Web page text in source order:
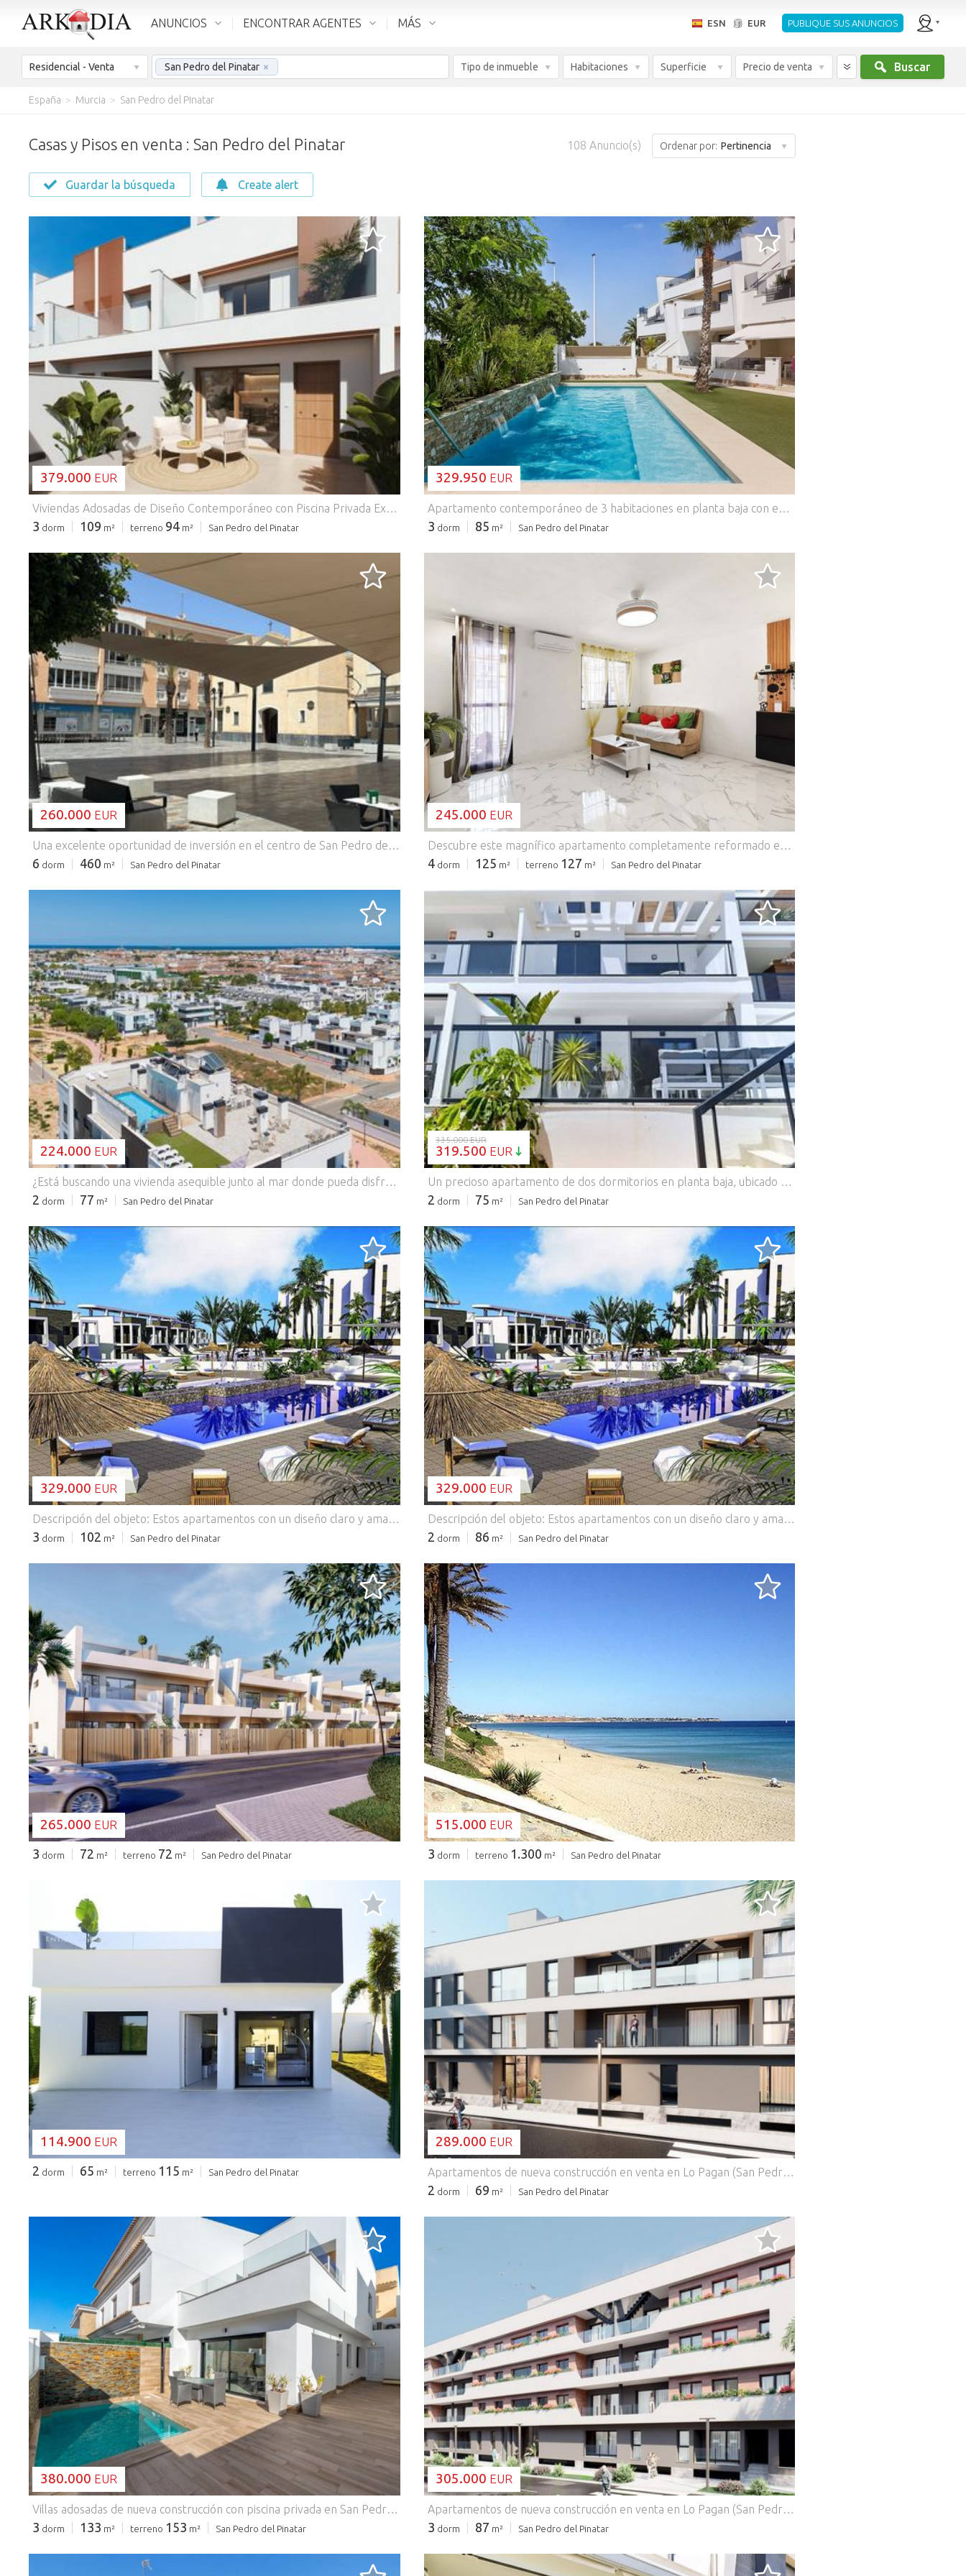
ANUNCIOS ENCONTRAR AGENTES MÁS ESN EUR PUBLIQUE SUS ANUNCIOS
Residencial - Venta San Pedro del Pinatar × Tipo de inmueble Habitaciones Superficie Precio de venta Buscar
España > Murcia > San Pedro del Pinatar
Casas y Pisos en venta : San Pedro del Pinatar 108 Anuncio(s) Ordenar por: Pertinencia
Guardar la búsqueda Create alert
CARGANDO...
379.000 EUR
Viviendas Adosadas de Diseño Contemporáneo con Piscina Privada Exclusivo residencial ubicado en San Pedro del Pinatar (Murcia), compuesto por 8 viviendas adosadas, diseñadas para ofrecer el máximo confort, funcionalidad y calidad de vida. Cada vivienda dispone de 3 dormitorios y 2 baños completos distribuidos en 2 plantas, con una distribución moderna de concepto abierto que integra una elegante cocina amueblada y equipada con electrodomésticos con un amplio salón-comedor. Además, el dormitorio principal cuenta con un práctico vestidor, aportando un extra de comodidad. Las viviendas incluyen piscina privada en el solárium, terraza en planta primera y plaza de aparcamiento dentro de la parcela, creando espacios ideales para disfrutar del excelente clima mediterráneo durante todo el año. Concebido con un diseño contemporáneo, luminoso y funcional, utilizando una cuidada selección de materiales, equipamiento y acabados de alta calidad que garantizan eficiencia, confort y el máximo aprovechamiento de los espacios interiores y exteriores. Su excelente ubicación, en San Pedro del Pinatar, permite disfrutar de todos los servicios necesarios a pocos minutos andando, además de zonas deportivas, varios campos de golf y de encontrarse a tan solo 2.500 metros del Mar Mediterráneo y de las playas del Mar Menor. Distribución y Equipamiento de Alta Calidad Cada adosado dispone de: 3 dormitorios amplios con armarios empotrados y cajoneras. 2 baños completamente equipados con muebles, espejos y mamparas. Cocina de concepto abierto, completamente amueblada y con electrodomésticos incluidos. Agua caliente por aerotermia. Pack de iluminación interior y exterior. Salón-comedor espacioso, con grandes ventanales que conectan con la terraza. Piscina privada en el solarium. Solárium con cocina de verano, perfecto para disfrutar del clima mediterráneo. Preinstalación de aire acondicionado por conductos. Carpintería exterior de PVC con cristales dobles, garantizando aislamiento térmico y acústico. Puerta de entrada de seguridad, para mayor tranquilidad y protección. Ubicación Estratégica en San Pedro del Pinatar San Pedro del Pinatar es una localidad costera con una gran oferta de servicios, instalaciones deportivas y zonas de ocio. La ubicación de este residencial permite un acceso rápido a: Playas del Mar Menor y Mar Mediterraneo a 2.500 m. Campos de Golf – Diversas opciones en la zona, ideales para los amantes del golf. Centros Comerciales y servicios – Todo lo que necesita a pocos minutos. Aeropuerto de Murcia-Corvera – A 30 minutos. Aeropuerto de Alicante – A 45 minutos. Disfrute del Mejor Clima y Calidad de Vida en San Pedro del Pinatar San Pedro del Pinatar es una excelente opción para quienes buscan una propiedad cerca del mar, con un clima privilegiado y acceso a todo tipo de actividades al aire libre. No pierda la oportunidad de adquirir una de estas exclusivas viviendas. Contáctenos hoy mismo para más información o para programar una visita.
3 dorm 109 m² terreno 94 m² San Pedro del Pinatar
CARGANDO...
329.950 EUR
Apartamento contemporáneo de 3 habitaciones en planta baja con excepcional espacio exterior en La Llana Beach, Lo Pagán Situado en la prestigiosa urbanización La Llana Beach en Lo Pagán, este apartamento en planta baja, con una presentación impecable, ofrece la combinación perfecta de diseño moderno, confort y un estilo de vida mediterráneo al aire libre. El apartamento cuenta con un luminoso y espacioso salón-comedor diáfano con una elegante cocina contemporánea equipada con barra americana, creando un espacio ideal para recibir invitados o relajarse con familiares y amigos. Dispone de tres habitaciones versátiles. La principal cuenta con armarios empotrados, un elegante baño en suite y puertas correderas que dan directamente a la terraza. La segunda habitación también incluye armarios empotrados y puertas correderas con acceso a la terraza. La tercera habitación, ingeniosamente diseñada con puertas correderas que dan al salón, está amueblada actualmente con un sofá cama, lo que permite utilizarla como habitación de invitados, sala de estar adicional, despacho o sala de estar adicional. Diseñada para el confort durante todo el año, la propiedad cuenta con calefacción por suelo radiante en toda la vivienda, aire acondicionado centralizado frío/calor y un sistema de altavoces integrado tanto en el interior como en la terraza. Una de las características más destacadas de esta vivienda es su impresionante terraza que la rodea, ofreciendo un amplio espacio al aire libre para comer, tomar el sol y recibir invitados. La terraza incluye parterres con plantas consolidadas, toldos eléctricos para dar sombra, tres trasteros exteriores y un cuarto de servicio independiente. Todas las habitaciones tienen acceso directo a este espacio exterior privado, creando una perfecta conexión entre el interior y el exterior. Además, el apartamento cuenta con su propia entrada privada desde la calle, lo que proporciona mayor privacidad y comodidad. Los residentes también disponen de plaza de aparcamiento asignada y acceso a la gran piscina comunitaria de la urbanización. Lo Pagán es uno de los destinos costeros más populares de la Costa Cálida, conocido por sus hermosas playas de arena a lo largo de las tranquilas aguas del Mar Menor. La zona ofrece una excelente selección de restaurantes, cafeterías, chiringuitos y tiendas locales, todos a poca distancia a pie. Los famosos baños de barro terapéuticos y el pintoresco paseo marítimo ofrecen el entorno perfecto para pasear, montar en bicicleta o simplemente disfrutar del estilo de vida mediterráneo. Los amantes de los deportes acuáticos pueden practicar vela, paddle surf y kayak en el Mar Menor, mientras que varios campos de golf de campeonato se encuentran a poca distancia en coche. El apartamento también cuenta con excelentes conexiones de transporte, con el Aeropuerto Internacional de Murcia a unos 35 minutos y el Aeropuerto de Alicante a aproximadamente una hora en coche, lo que lo convierte en una opción ideal como residencia permanente, casa de vacaciones o inversión. Este excepcional apartamento combina acabados de alta calidad, amplios espacios exteriores y una ubicación privilegiada a pocos pasos de la playa, ofreciendo lo mejor de la vida en la Costa Cálida.
3 dorm 85 m² San Pedro del Pinatar
CARGANDO...
260.000 EUR
Una excelente oportunidad de inversión en el centro de San Pedro del Pinatar, con un edificio completo que ofrece un gran potencial para desarrollar un proyecto residencial, comercial o de uso mixto. Situado en una ubicación ideal, a tan solo 5 minutos de la playa, combina la comodidad de estar en el centro con el atractivo del estilo de vida mediterráneo. El edificio consta de tres plantas: Planta Baja – 160 m² Local/GarajeActualmente utilizado como local/garaje, este amplio espacio de 160 m² ofrece múltiples posibilidades y puede adaptarse para uso comercial, garaje privado, almacenamiento o integrarse en un futuro proyecto residencial. Primera Planta – Apartamento de aproximadamente 155 m²Amplia vivienda actualmente distribuida en 4 dormitorios, con grandes posibilidades de reforma. Necesita actualización, ofreciendo la oportunidad de modernizar y redistribuir los espacios según las necesidades del nuevo propietario. Segunda Planta – Apartamento de aproximadamente 155 m²Vivienda amplia actualmente iniciada pero pendiente de finalizar. Una gran oportunidad para crear una vivienda totalmente nueva, un apartamento vacacional o una propiedad adicional destinada al alquiler. Solárium / Terraza en la AzoteaEl edificio dispone además de un solárium, un espacio exterior perfecto para disfrutar del sol durante todo el año, relajarse y crear una zona privada de ocio al aire libre. Ubicado en una de las zonas más demandadas de San Pedro del Pinatar, cerca de comercios, restaurantes, servicios y todos los equipamientos necesarios, este inmueble representa una oportunidad única para inversores, promotores o compradores que buscan una propiedad con gran potencial y una ubicación privilegiada cerca del mar. Una fantástica oportunidad para transformar un edificio completo en un proyecto residencial de alto valor en una de las zonas más atractivas de la Costa Cálida.
6 dorm 460 m² San Pedro del Pinatar
CARGANDO...
245.000 EUR
Descubre este magnífico apartamento completamente reformado en Lo Pagán, una vivienda que combina amplitud, diseño y una ubicación privilegiada a escasos pasos del Mar Menor. Situado en una primera planta sin ascensor, dentro de una tranquila comunidad de tan solo seis vecinos, este piso destaca por sus generosas dimensiones, su extraordinaria luminosidad y su orientación norte, ideal para disfrutar de una temperatura agradable durante los meses de verano. La vivienda dispone de cuatro dormitorios, aunque uno de ellos se ha transformado en un elegante vestidor, un baño completo y una espectacular reforma integral realizada hace apenas un año, que incluye la renovación de la instalación eléctrica, la fontanería y una nueva distribución diseñada para aprovechar al máximo cada rincón.Al cruzar la puerta de entrada nos recibe un amplio salón-comedor, un espacio abierto y acogedor donde la luz natural se convierte en la gran protagonista. Desde aquí la vivienda transmite una agradable sensación de amplitud que invita a relajarse y disfrutar de cada estancia. La reforma ha conseguido crear un ambiente moderno, funcional y muy confortable, perfecto tanto para vivir durante todo el año como para disfrutar de largas temporadas junto al mar. El salón conecta de forma natural con una moderna cocina de concepto abierto, equipada con una práctica barra americana que se integra con una isla utilizada como mesa de comedor. Este espacio se convierte en el auténtico corazón de la vivienda, ideal para compartir momentos con la familia o los amigos mientras se cocina o se disfruta de una conversación. La distribución abierta aporta continuidad visual y una mayor sensación de espacio, convirtiendo el día a día en una experiencia mucho más cómoda. Desde el distribuidor accedemos a la zona de descanso, donde encontramos las habitaciones y el baño. Los dormitorios ofrecen amplitud y versatilidad para adaptarse a las necesidades de cada familia, mientras que el actual vestidor aporta un valor añadido para quienes buscan organización y comodidad, aunque puede recuperarse fácilmente como cuarto dormitorio si se desea. El baño, completamente renovado, mantiene la misma línea moderna y elegante que caracteriza a toda la vivienda.Uno de los rincones más especiales del apartamento es, sin duda, su balcón con agradables vistas laterales al mar. Imagina comenzar cada mañana con un desayuno al aire libre mientras contemplas el azul del Mar Menor y sientes la brisa marina acompañando el primer café del día. Un pequeño lujo cotidiano que convierte cualquier momento en una experiencia única y que aporta un encanto difícil de encontrar.La ubicación termina de hacer de esta vivienda una oportunidad excepcional. Situada en uno de los barrios más apreciados de Lo Pagán, combina el ambiente vacacional con la tranquilidad de una zona residencial. En apenas unos minutos caminando podrás llegar a las playas del Mar Menor, pasear por el paseo marítimo o disfrutar de la amplia oferta de restaurantes, cafeterías, supermercados, comercios, farmacias y todos los servicios necesarios para el día a día. Un entorno costero donde la calidad de vida se disfruta durante todo el año y donde el mar se convierte en el escenario perfecto para vivir, descansar o invertir. Si buscas una vivienda lista para entrar a vivir, con una reforma impecable, amplios espacios, vistas al mar y una ubicación privilegiada en uno de los enclaves más valorados del Mar Menor, esta es una oportunidad que merece la pena descubrir. Viviendas con estas características, completamente renovadas y en una comunidad tan exclusiva de solo seis vecinos, son difíciles de encontrar.No dejes que te lo cuenten. Ven a conocerla, recorre cada una de sus estancias, disfruta de las vistas desde su balcón y déjate conquistar por el encanto de vivir junto al mar. Contacta con nosotros hoy mismo y reserva tu visita. Estaremos encantados de enseñarte lo que puede convertirse en tu próximo hogar.
4dorm 125 m² terreno 127 m² San Pedro del Pinatar
CARGANDO...
224.000 EUR
¿Está buscando una vivienda asequible junto al mar donde pueda disfrutar inmediatamente de todo lo que ofrece la Costa Cálida? Entonces este moderno apartamento en Lo Pagán merece sin duda una visita. Construido en 2019, este apartamento se encuentra en la cuarta y última planta de un cuidado residencial. A tan solo 650 metros a pie del precioso paseo marítimo del Mar Menor, podrá disfrutar de numerosos restaurantes, terrazas, chiringuitos y de un ambiente agradable durante todo el año. Desde su terraza privada orientada al suroeste podrá disfrutar de bonitas vistas abiertas al entorno y también de vistas al mar. Gracias a su excelente orientación, podrá aprovechar el sol español hasta el final del día. Uno de los grandes atractivos de esta urbanización es su impresionante solárium comunitario. Toda la azotea ha sido acondicionada como una exclusiva zona de ocio con una magnífica piscina, tumbonas, mesas, sillas y una zona de barbacoa. Las espectaculares vistas panorámicas sobre el Mar Menor, el Mediterráneo y los alrededores convierten este espacio en uno de los rincones más privilegiados del edificio. Además, el solárium es fácilmente accesible mediante ascensor. También se ha pensado en la comodidad diaria. Las bicicletas pueden guardarse de forma segura en el sótano comunitario y el aparcamiento nunca supone un problema gracias a las numerosas plazas disponibles frente al edificio. Una excelente oportunidad para quienes buscan una segunda residencia asequible, una inversión junto al mar o una vivienda cómoda para disfrutar del estilo de vida español. Características principales: ✅ Construido en 2019 ✅ Ático en la 4ª planta ✅ Ascensor ✅ Terraza privada orientada al suroeste ✅ Vistas al mar y al entorno natural ✅ A solo 650 metros del paseo marítimo y las playas del Mar Menor ✅ Espectacular piscina en la azotea con zona de barbacoa y relax ✅ Espacio para guardar bicicletas en el sótano ✅ Fácil aparcamiento frente al edificio ✅ Excelente relación calidad-precio
2 dorm 77 m² San Pedro del Pinatar
CARGANDO...
335.000 EUR
319.500 EUR
Un precioso apartamento de dos dormitorios en planta baja, ubicado en la exclusiva urbanización Higuericas Bay en El Mojón, a tan solo un minuto a pie de la impresionante playa de Las Higuericas. Esta moderna propiedad ofrece la combinación perfecta de confort, estilo y vida costera.El apartamento cuenta con un luminoso y espacioso salón-comedor diáfano con una moderna cocina totalmente equipada, diseñada para maximizar la luz natural y crear un ambiente acogedor. Junto a la cocina, hay un práctico lavadero que ofrece espacio adicional de almacenamiento y lavandería.Ambos dormitorios son amplios y cuentan con armarios empotrados, mientras que los modernos baños están acabados con materiales de alta calidad. La propiedad se vende completamente amueblada, lo que permite a los nuevos propietarios mudarse de inmediato y disfrutar del estilo de vida mediterráneo.Una de las características más destacadas de la propiedad es la gran terraza privada, que ofrece un amplio espacio al aire libre para tomar el sol, comer, recibir invitados o simplemente relajarse durante todo el año en el maravilloso clima.El apartamento también incluye una plaza de aparcamiento privada y acceso a una piscina comunitaria y jardines paisajísticos impecablemente cuidados, ideales para relajarse después de un día de playa.Con una ubicación perfecta cerca de restaurantes, cafeterías, tiendas e instalaciones de ocio, esta propiedad es una excelente opción como casa de vacaciones, inversión para alquiler o residencia permanente en la Costa Blanca.
2 dorm 75 m² San Pedro del Pinatar
CARGANDO...
329.000 EUR
3 dorm 102 m² San Pedro del Pinatar
CARGANDO...
329.000 EUR
2 dorm 86 m² San Pedro del Pinatar
CARGANDO...
265.000 EUR
3 dorm 72 m² terreno 72 m² San Pedro del Pinatar
515.000 EUR
3 dorm terreno 1.300 m² San Pedro del Pinatar
CARGANDO...
114.900 EUR
2 dorm 65 m² terreno 115 m² San Pedro del Pinatar
CARGANDO...
289.000 EUR
Apartamentos de nueva construcción en venta en Lo Pagan (San Pedro del Pinatar) cerca de la playa Vida mediterránea moderna en Lo Pagan Descubra estos elegantes apartamentos de nueva construcción en venta en Lo Pagan, una encantadora zona costera dentro de San Pedro del Pinatar, en la hermosa Costa Cálida. Situada en el conocido barrio de Los Cuarteros, esta promoción residencial ofrece un estilo de vida privilegiado a solo 500 metros de la playa y cerca de todos los servicios esenciales, restaurantes, tiendas y zonas de ocio. Lo Pagan es famosa por su relajado ambiente costero, las tranquilas aguas del Mar Menor y más de 300 días de sol al año. La zona combina el encanto tradicional español con las comodidades modernas, lo que la convierte en un destino ideal tanto para vivir como para pasar las vacaciones. Apartamentos contemporáneos con terrazas y soláriums privados La promoción ofrece una selección de apartamentos en planta baja y planta intermedia con amplias terrazas, así como exclusivos áticos con soláriums privados en la azotea. Los soláriums incluyen una pérgola y una zona de barbacoa, lo que crea el entorno perfecto para comer al aire libre y relajarse bajo el sol del Mediterráneo. Cada propiedad ha sido diseñada para combinar la arquitectura contemporánea con el cálido estilo mediterráneo. La cocina abierta se integra a la perfección con el salón y el comedor, creando espacios luminosos y confortables. Las amplias terrazas amplían las zonas interiores y son el lugar perfecto para desayunar al aire libre o celebrar reuniones por la noche. Los dormitorios cuentan con armarios empotrados y los modernos cuartos de baño están totalmente equipados, ofreciendo comodidad y elegantes acabados en toda la vivienda. Características de calidad e instalaciones comunitarias Estas viviendas se han construido prestando atención a los detalles e incluyen especificaciones de alta calidad para garantizar el confort y la eficiencia. Cocina totalmente amueblada y equipada con electrodomésticos Baños completamente equipados con acabados modernos Aire acondicionado por conductos totalmente instalado Plaza de aparcamiento privada y trastero incluidos en cada propiedad Los residentes también pueden disfrutar de excelentes instalaciones comunitarias, como una piscina rodeada de zonas de relax y un gimnasio totalmente equipado, ideal para mantener un estilo de vida activo durante todo el año. Excelente ubicación en la Costa Cálida Esta promoción goza de una ubicación estratégica cerca de playas, campos de golf y destinos clave a lo largo de la costa. Playa de Villananitos 0,5 km Real Club Náutico de Lo Pagán 0,5 km Lo Romero Golf 10 km Aeropuerto Internacional de Murcia 40 km Cartagena 35 km Las playas cercanas del Mar Menor, como la Playa de La Puntica, son conocidas por su arena fina y sus aguas tranquilas, ideales para nadar, navegar y practicar deportes acuáticos. Su nueva casa junto al mar le espera Disfrute del sol, las playas y un vibrante estilo de vida costero en una de las zonas más codiciadas de la Costa Cálida. Póngase en contacto con nosotros hoy mismo para obtener más información sobre estos apartamentos de nueva construcción en Lo Pagán y asegúrese su lugar junto al mar.
2 dorm 69 m² San Pedro del Pinatar
CARGANDO...
380.000 EUR
Villas adosadas de nueva construcción con piscina privada en San Pedro del Pinatar Viviendas modernas en una ubicación privilegiada Esta exclusiva promoción de 5 villas adosadas se encuentra en San Pedro del Pinatar, una animada localidad costera de la Costa Cálida. Situadas cerca del polideportivo municipal, a poca distancia del centro de la ciudad y a solo 3,5 km de las playas del Mar Menor y del Mediterráneo, estas viviendas ofrecen la combinación perfecta de comodidad, conveniencia y estilo de vida mediterráneo. Diseño contemporáneo y distribución funcional Cada villa se distribuye en dos plantas y está diseñada con una arquitectura moderna, maximizando el espacio y la luz natural. Con 3 dormitorios y 2 baños, estas propiedades son ideales para familias, como residencias vacacionales o como inversión. Planta baja: cocina abierta conectada con el luminoso salón-comedor, un dormitorio, un baño, un patio trasero y acceso directo al jardín privado con piscina. Primera planta: dos dormitorios adicionales, un cuarto de baño y una amplia terraza con acceso al solárium privado de la azotea, perfecto para tomar el sol o recibir invitados. Acabados de calidad y comodidad Las villas se entregan con especificaciones de alta calidad y detalles cuidadosamente pensados para garantizar una vida moderna: Cocina totalmente amueblada y equipada con electrodomésticos Piscina privada y jardín Solárium en la azotea para disfrutar al aire libre durante todo el año Cocina de verano incluida Paquete de iluminación interior y exterior Garaje privado cerrado San Pedro del Pinatar: estilo de vida y alrededores San Pedro del Pinatar es conocido por su sol durante todo el año, sus playas de arena y sus paisajes naturales, como el famoso Parque Natural de las Salinas y Arenales. La localidad ofrece todos los servicios esenciales, incluyendo tiendas, supermercados, restaurantes, centros de salud e instalaciones deportivas, lo que la convierte en un lugar excelente tanto para vivir como para pasar las vacaciones. Distancias a puntos de interés clave: Playas del Mar Menor - 3,5 km Centro comercial Dos Mares - 5 km Puerto deportivo de Lo Pagán - 4 km Roda Golf - 8 km Aeropuerto de Murcia (Corvera) - 35 km Aeropuerto de Alicante - 75 km Asegúrese su nueva vivienda junto al mar Estas villas adosadas de nueva construcción en San Pedro del Pinatar combinan un diseño moderno, acabados de alta calidad y una ubicación privilegiada cerca del mar y de todos los servicios. Póngase en contacto con nosotros hoy mismo para obtener más información o concertar una visita y dar el primer paso hacia la casa mediterránea de sus sueños.
3 dorm 133 m² terreno 153 m² San Pedro del Pinatar
CARGANDO...
305.000 EUR
Apartamentos de nueva construcción en venta en Lo Pagan (San Pedro del Pinatar) cerca de la playa Vida mediterránea moderna en Lo Pagan Descubra estos elegantes apartamentos de nueva construcción en venta en Lo Pagan, una encantadora zona costera dentro de San Pedro del Pinatar, en la hermosa Costa Cálida. Situada en el conocido barrio de Los Cuarteros, esta promoción residencial ofrece un estilo de vida privilegiado a solo 500 metros de la playa y cerca de todos los servicios esenciales, restaurantes, tiendas y zonas de ocio. Lo Pagan es famosa por su relajado ambiente costero, las tranquilas aguas del Mar Menor y más de 300 días de sol al año. La zona combina el encanto tradicional español con las comodidades modernas, lo que la convierte en un destino ideal tanto para vivir como para pasar las vacaciones. Apartamentos contemporáneos con terrazas y soláriums privados La promoción ofrece una selección de apartamentos en planta baja y planta intermedia con amplias terrazas, así como exclusivos áticos con soláriums privados en la azotea. Los soláriums incluyen una pérgola y una zona de barbacoa, lo que crea el entorno perfecto para comer al aire libre y relajarse bajo el sol del Mediterráneo. Cada propiedad ha sido diseñada para combinar la arquitectura contemporánea con el cálido estilo mediterráneo. La cocina abierta se integra a la perfección con el salón y el comedor, creando espacios luminosos y confortables. Las amplias terrazas amplían las zonas interiores y son el lugar perfecto para desayunar al aire libre o celebrar reuniones por la noche. Los dormitorios cuentan con armarios empotrados y los modernos cuartos de baño están totalmente equipados, ofreciendo comodidad y elegantes acabados en toda la vivienda. Características de calidad e instalaciones comunitarias Estas viviendas se han construido prestando atención a los detalles e incluyen especificaciones de alta calidad para garantizar el confort y la eficiencia. Cocina totalmente amueblada y equipada con electrodomésticos Baños completamente equipados con acabados modernos Aire acondicionado por conductos totalmente instalado Plaza de aparcamiento privada y trastero incluidos en cada propiedad Los residentes también pueden disfrutar de excelentes instalaciones comunitarias, como una piscina rodeada de zonas de relax y un gimnasio totalmente equipado, ideal para mantener un estilo de vida activo durante todo el año. Excelente ubicación en la Costa Cálida Esta promoción goza de una ubicación estratégica cerca de playas, campos de golf y destinos clave a lo largo de la costa. Playa de Villananitos 0,5 km Real Club Náutico de Lo Pagán 0,5 km Lo Romero Golf 10 km Aeropuerto Internacional de Murcia 40 km Cartagena 35 km Las playas cercanas del Mar Menor, como la Playa de La Puntica, son conocidas por su arena fina y sus aguas tranquilas, ideales para nadar, navegar y practicar deportes acuáticos. Su nueva casa junto al mar le espera Disfrute del sol, las playas y un vibrante estilo de vida costero en una de las zonas más codiciadas de la Costa Cálida. Póngase en contacto con nosotros hoy mismo para obtener más información sobre estos apartamentos de nueva construcción en Lo Pagán y asegúrese su lugar junto al mar.
3 dorm 87 m² San Pedro del Pinatar